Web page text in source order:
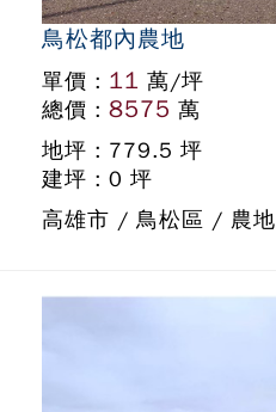
鳥松都內農地
單價 : 11 萬/坪
總價 : 8575 萬
地坪 : 779.5 坪
建坪 : 0 坪
高雄市 / 鳥松區 / 農地